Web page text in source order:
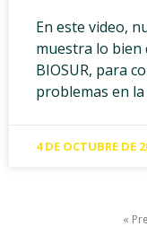
En este video,
muestra lo bien
BIOSUR, para
problemas en
4 DE OCTUBRE DE
«